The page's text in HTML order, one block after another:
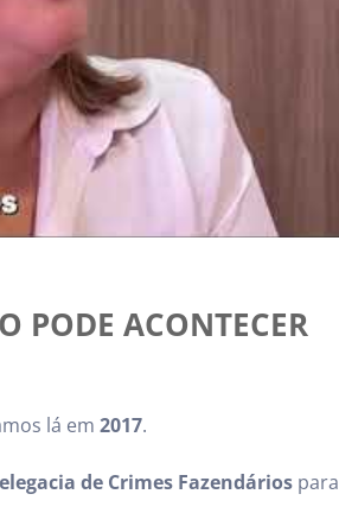
PODE ACONTECER
lá em 2017.
de Crimes Fazendários para